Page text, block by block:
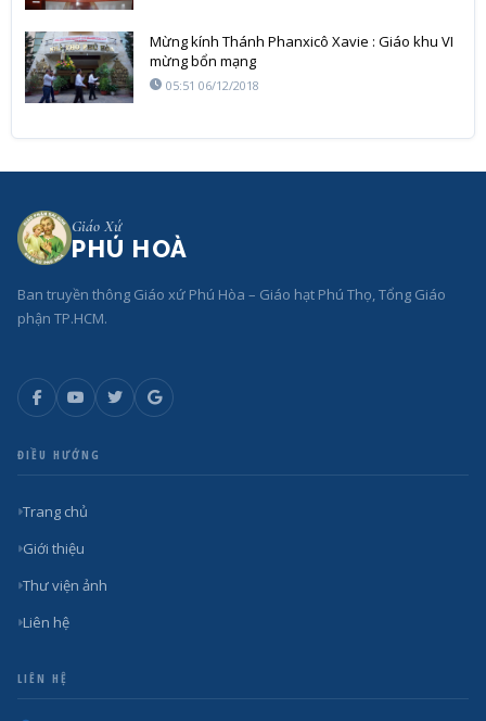
Mừng kính Thánh Phanxicô Xavie : Giáo khu VI
mừng bổn mạng
05:51 06/12/2018
Giáo Xứ
PHÚ HOÀ
Ban truyền thông Giáo xứ Phú Hòa – Giáo hạt Phú Thọ, Tổng Giáo
phận TP.HCM.
ĐIỀU HƯỚNG
Trang chủ
Giới thiệu
Thư viện ảnh
Liên hệ
LIÊN HỆ